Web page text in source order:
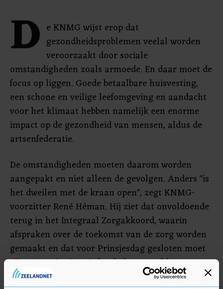
D e KNMG wijst erop dat
gezondheidsproblemen veelal worden
veroorzaakt door sociale
omstandigheden zoals armoede. En daar moet de
focus op liggen. Goede betaalbare huisvesting,
een schone en veilige leefomgeving en aandacht
voor het klimaat hebben namelijk een enorme
impact op de gezondheid van mensen, aldus de
artsenfederatie.
De omstandigheden moeten daarom worden
aangepakt en niet alleen de gevolgen. Anders "is
het dweilen met de kraan open", zegt KNMG-
voorzitter René Héman. Hij ziet dat onvoldoende
terug in het Integraal Zorgakkoord, waarin
afspraken over de toekomst van de zorg worden
gemaakt en dat voor Prinsjesdag gesloten moet
zijn. Organisaties uit het hele zorgveld praten
erover mee, al zat de KNMG niet aan de